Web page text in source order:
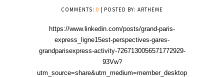
COMMENTS: 0 | POSTED BY: ARTHEME
https://www.linkedin.com/posts/grand-paris-
express_ligne15est-perspectives-gares-
grandparisexpress-activity-7267130056571772929-
93Vw?
utm_source=share&utm_medium=member_desktop